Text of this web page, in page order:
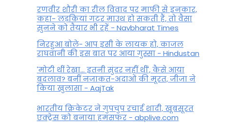
रणवीर शौरी का रील विवाद पर माफी से इनकार,
कहा- लड़कियां गटर माउथ हो सकती हैं, तो वैसा
सुनने को तैयार भी रहें - Navbharat Times
निरहुआ बोले- आप इसी के लायक हो, काजल
राघवानी की इस बात पर आया गुस्सा - Hindustan
'मोटी थीं रेखा... इतनी सुंदर नहीं थीं', कैसे आया
बदलाव? बनीं नजाकत-अदाओं की मूरत, जीजा ने
किया खुलासा - AajTak
भारतीय क्रिकेटर ने गुपचुप रचाई शादी, खूबसूरत
एक्ट्रेस को बनाया हमसफर - abplive.com